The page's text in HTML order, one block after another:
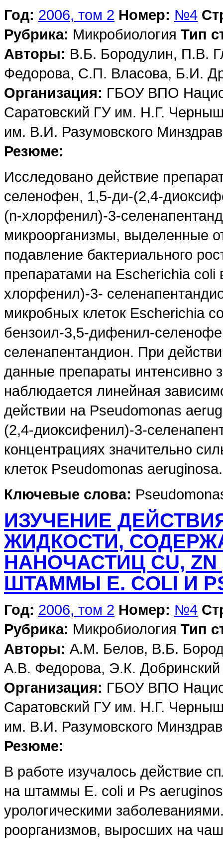
Год: 2006, том 2 Номер: №4
Рубрика: Микробиология Тип
Авторы: В.Б. Бородулин, П.В.
Федорова, С.П. Власова, Б.И.
Организация: ГБОУ ВПО
Саратовский ГУ им. Н.Г.
им. В.И. Разумовского
Резюме:
Исследовано действие
селенофен, 1,5-ди-(2,4-
(n-хлорфенил)-3-
микроорганизмы, выделенные
подавление бактериального
препаратами на Escherichia
хлорфенил)-3-
микробных клеток Escherichia
бензоил-3,5-дифенил-
селенапентандион. При
данные препараты интенсивно
наблюдается линейная
действии на Pseudomonas
(2,4-диоксифенил)-3-
концентрациях значительно
клеток Pseudomonas aeruginosa.
Ключевые слова:
ИЗУЧЕНИЕ
ЖИДКОСТИ,
НАНОЧАСТИЦ CU,
ШТАММЫ Е. COLI И
Год: 2006, том 2 Номер: №4
Рубрика: Микробиология Тип
Авторы: A.M. Белов, В.Б.
А.В. Федорова, Э.К. Добринский
Организация: ГБОУ ВПО
Саратовский ГУ им. Н.Г.
им. В.И. Разумовского
Резюме:
В работе изучалось действие
на штаммы Е. coli и Ps
урологическими
роорганизмов, выросших на